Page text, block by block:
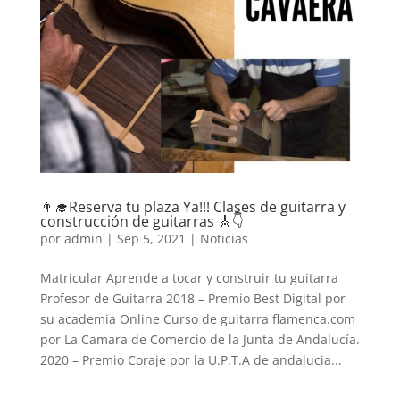
👨‍🎓Reserva tu plaza Ya!!! Clases de guitarra y
construcción de guitarras 🎸👇
por admin | Sep 5, 2021 | Noticias
Matricular Aprende a tocar y construir tu guitarra
Profesor de Guitarra 2018 – Premio Best Digital por
su academia Online Curso de guitarra flamenca.com
por La Camara de Comercio de la Junta de Andalucía.
2020 – Premio Coraje por la U.P.T.A de andalucia...